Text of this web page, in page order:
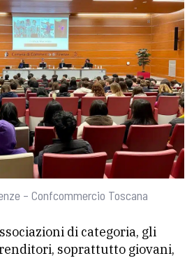
– Confcommercio Toscana
di categoria, gli
soprattutto giovani,